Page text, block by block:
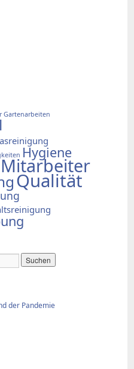
Gartenarbeiten
Hygiene
Mitarbeiter
Qualität
der Pan­de­mie